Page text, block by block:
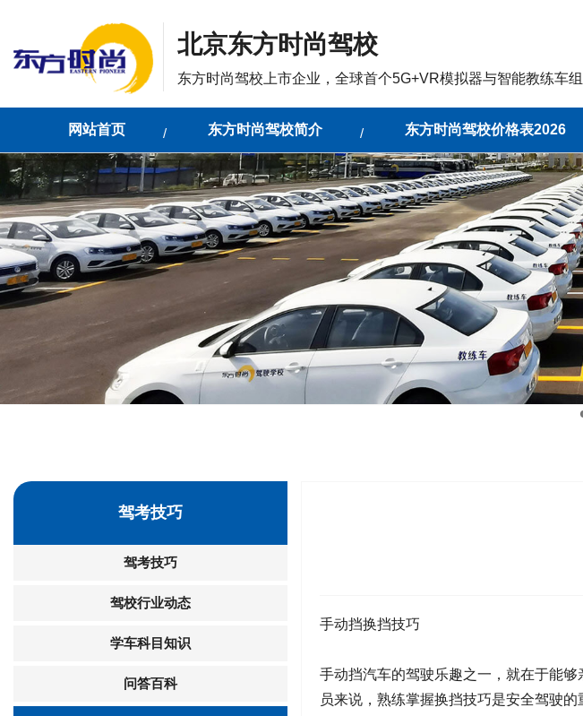
北京东方时尚驾校
东方时尚驾校上市企业，全球首个5G+VR模拟器与智能教练车
网站首页 东方时尚驾校简介 东方时尚驾校价格表2026
驾考技巧
驾考技巧
驾校行业动态
学车科目知识
问答百科
手动挡换挡技巧
手动挡汽车的驾驶乐趣之一，就在于能
员来说，熟练掌握换挡技巧是安全驾驶